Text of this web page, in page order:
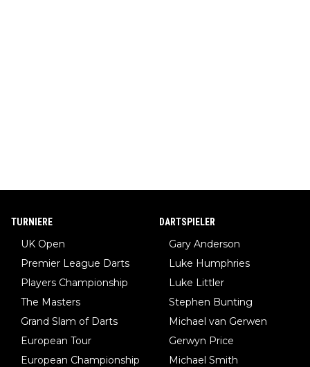
TURNIERE
UK Open
Premier League Darts
Players Championship
The Masters
Grand Slam of Darts
European Tour
European Championship
DARTSPIELER
Gary Anderson
Luke Humphries
Luke Littler
Stephen Bunting
Michael van Gerwen
Gerwyn Price
Michael Smith